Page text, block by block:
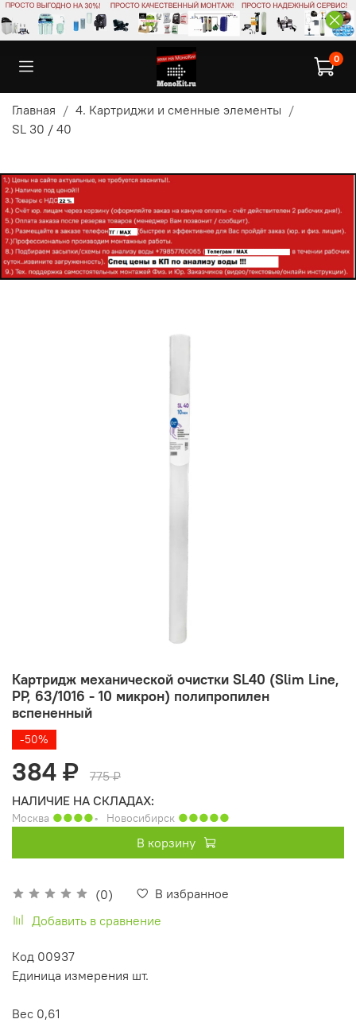
0
Главная
4. Картриджи и сменные элементы
SL 30 / 40
Картридж механической очистки SL40 (Slim Line,
PP, 63/1016 - 10 микрон) полипропилен
вспененный
(0)
В избранное
Добавить в сравнение
-50%
384 ₽
775 ₽
НАЛИЧИЕ НА СКЛАДАХ:
Москва ●●●●◦ Новосибирск ●●●●●
В корзину
Код 00937
Единица измерения шт.
Вес 0,61